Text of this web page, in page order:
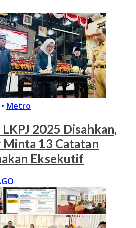
• Metro
2025 Disahkan,
Minta 13 Catatan
Eksekutif